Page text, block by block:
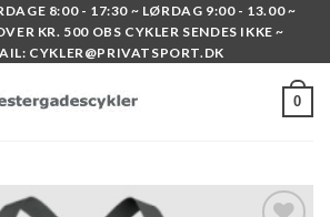
8:00 - 17:30 ~ LØRDAG 9:00 - 13.00 ~
KR. 500 OBS CYKLER SENDES IKKE ~
CYKLER@PRIVATSPORT.DK
0